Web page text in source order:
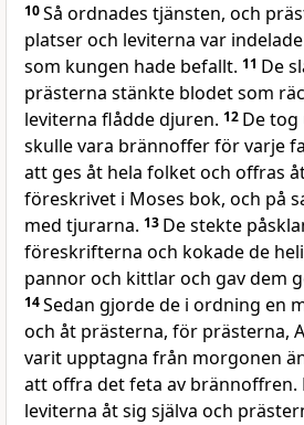
10Så ordnades tjänsten, och
platser och leviterna var
som kungen hade befallt. 11 De
prästerna stänkte blodet som
leviterna flådde djuren. 12 De tog
skulle vara brännoffer för varje
att ges åt hela folket och offras
föreskrivet i Moses bok, och på
med tjurarna. 13 De stekte
föreskrifterna och kokade de
pannor och kittlar och gav dem
14Sedan gjorde de i ordning en
och åt prästerna, för prästerna,
varit upptagna från morgonen
att offra det feta av
leviterna åt sig själva och